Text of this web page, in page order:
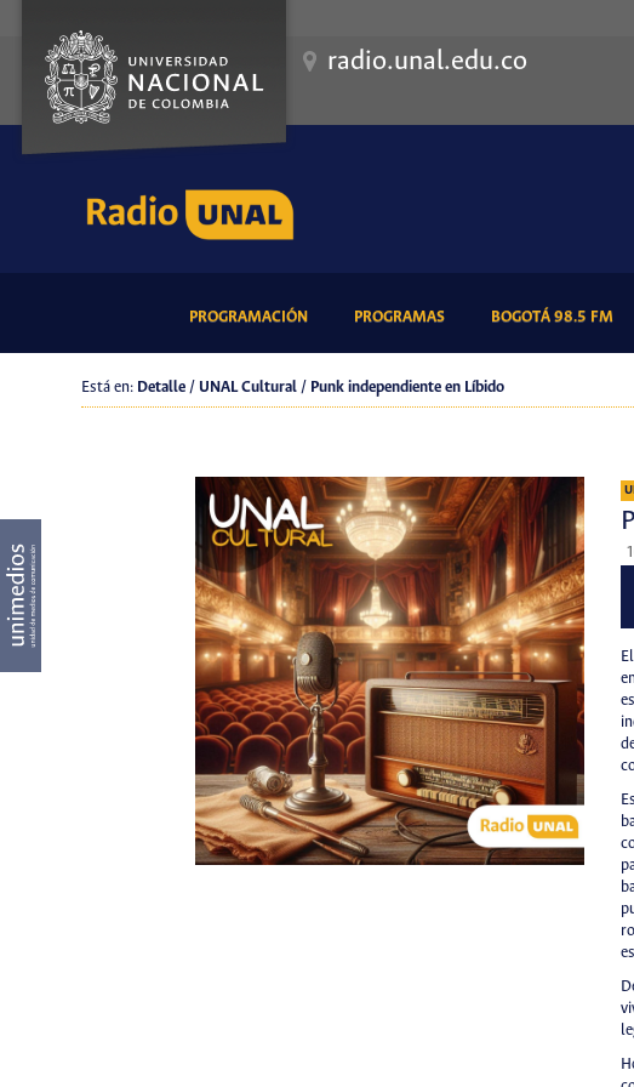
radio.unal.edu.co
PROGRAMACIÓN(CURRENT)PROGRAMAS(CURRENT)BOGOTÁ 98.5 FM
Está en: Detalle / UNAL Cultural / Punk independiente en Líbido